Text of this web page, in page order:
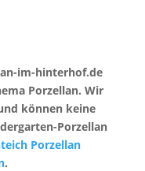
im-hinterhof.de
Porzellan. Wir
können keine
Porzellan
Porzellan
.